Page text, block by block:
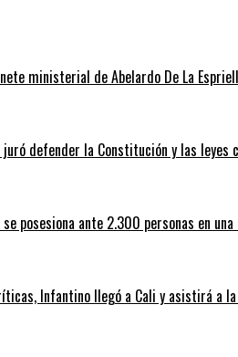
ministerial de Abelardo De La
juró defender la Constitución y las leyes
se posesiona ante 2.300 personas en
Infantino llegó a Cali y asistirá a la